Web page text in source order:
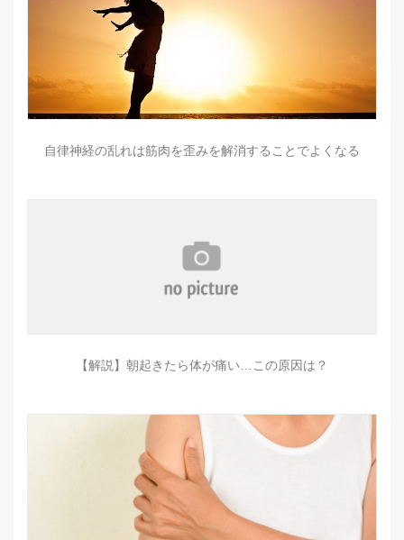
自律神経の乱れは筋肉を歪みを解消することでよくなる
【解説】朝起きたら体が痛い…この原因は？